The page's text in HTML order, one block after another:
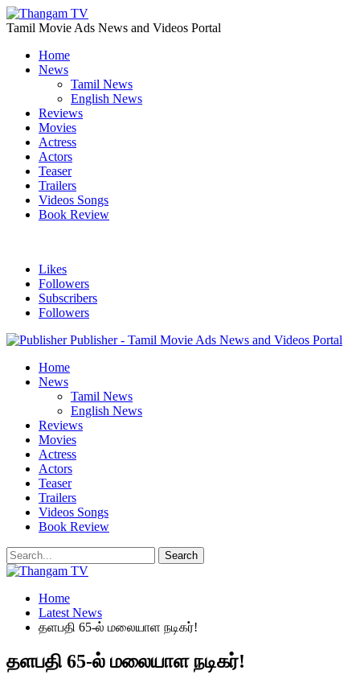
Tamil Movie Ads News and Videos Portal
Home
News
Tamil News
English News
Reviews
Movies
Actress
Actors
Teaser
Trailers
Videos Songs
Book Review
Likes
Followers
Subscribers
Followers
Publisher - Tamil Movie Ads News and Videos Portal
Home
News
Tamil News
English News
Reviews
Movies
Actress
Actors
Teaser
Trailers
Videos Songs
Book Review
Home
Latest News
தளபதி 65-ல் மலையாள நடிகர்!
தளபதி 65-ல் மலையாள நடிகர்!